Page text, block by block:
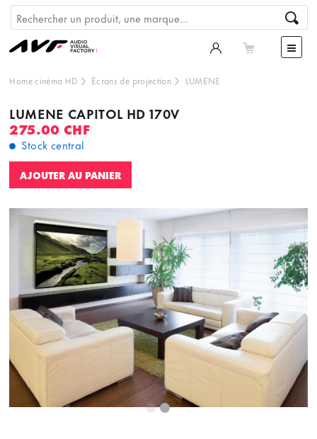
Home cinéma HD Écrans de projection LUMENE
LUMENE CAPITOL HD 170V
275.00 CHF
Stock central
AJOUTER AU PANIER